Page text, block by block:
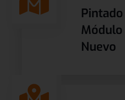
Módulo
Nuevo